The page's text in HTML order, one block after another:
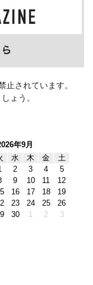
止されています。
ょう。
年9月
水 木 金
土
2 3 4
5
9 10 11
12
16 17 18
19
23 24 25
26
30 1 2 3